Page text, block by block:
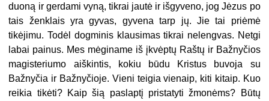
duoną ir gerdami vyną, tikrai jautė ir išgyveno, jog Jėzus po
tais ženklais yra gyvas, gyvena tarp jų. Jie tai priėmė
tikėjimu. Todėl dogminis klausimas tikrai nelengvas. Netgi
labai painus. Mes mėginame iš įkvėptų Raštų ir Bažnyčios
magisteriumo aiškintis, kokiu būdu Kristus buvoja su
Bažnyčia ir Bažnyčioje. Vieni teigia vienaip, kiti kitaip. Kuo
reikia tikėti? Kaip šią paslaptį pristatyti žmonėms? Būtų